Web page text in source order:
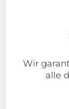
Wir
alle